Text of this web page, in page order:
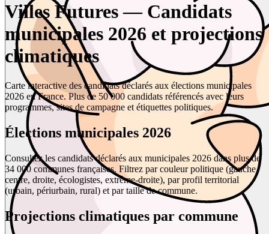
Villes Futures — Candidats
municipales 2026 et projections
climatiques
Carte interactive des candidats déclarés aux élections municipales
2026 en France. Plus de 50 000 candidats référencés avec leurs
programmes, sites de campagne et étiquettes politiques.
Élections municipales 2026
Consultez les candidats déclarés aux municipales 2026 dans plus de
34 000 communes françaises. Filtrez par couleur politique (gauche,
centre, droite, écologistes, extrême-droite), par profil territorial
(urbain, périurbain, rural) et par taille de commune.
Projections climatiques par commune